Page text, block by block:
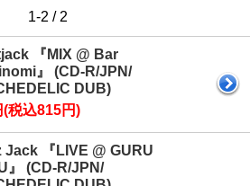
1-2 / 2
『MIX @ Bar
』 (CD-R/JPN/
DUB)
(税込815円)
Jack 『LIVE @ GURU
』 (CD-R/JPN/